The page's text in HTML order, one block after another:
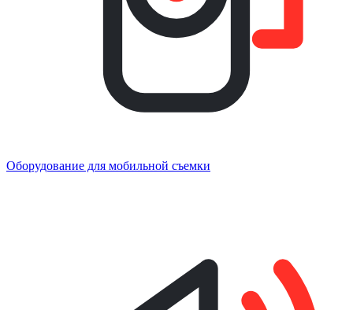
Оборудование для мобильной съемки